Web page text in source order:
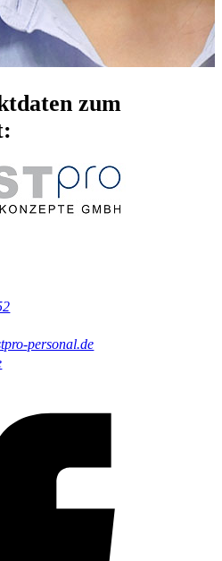
zum
personal.de